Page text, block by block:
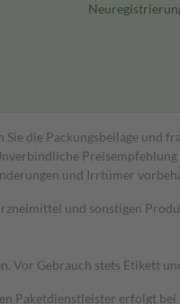
Sie die Packungsbeilage
Preisempfehlung
und Irrtümer
und sonstigen
Vor Gebrauch stets Etikett
Paketdienstleister erfolgt